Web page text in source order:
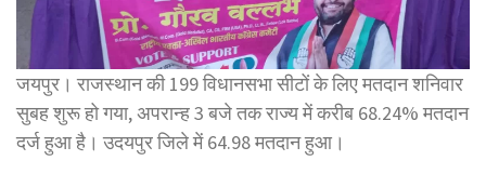
जयपुर। राजस्थान की 199 विधानसभा सीटों के लिए मतदान शनिवार
सुबह शुरू हो गया, अपरान्ह 3 बजे तक राज्य में करीब 68.24% मतदान
दर्ज हुआ है। उदयपुर जिले में 64.98 मतदान हुआ।